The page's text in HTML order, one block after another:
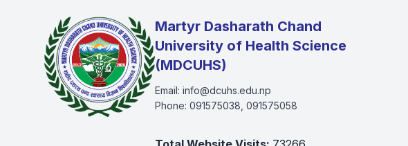
Martyr Dasharath Chand
University of Health Science
(MDCUHS)
Email: info@dcuhs.edu.np
Phone: 091575038, 091575058